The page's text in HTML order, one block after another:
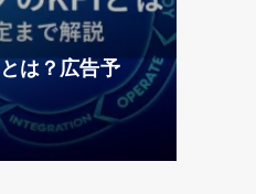
は？広告予